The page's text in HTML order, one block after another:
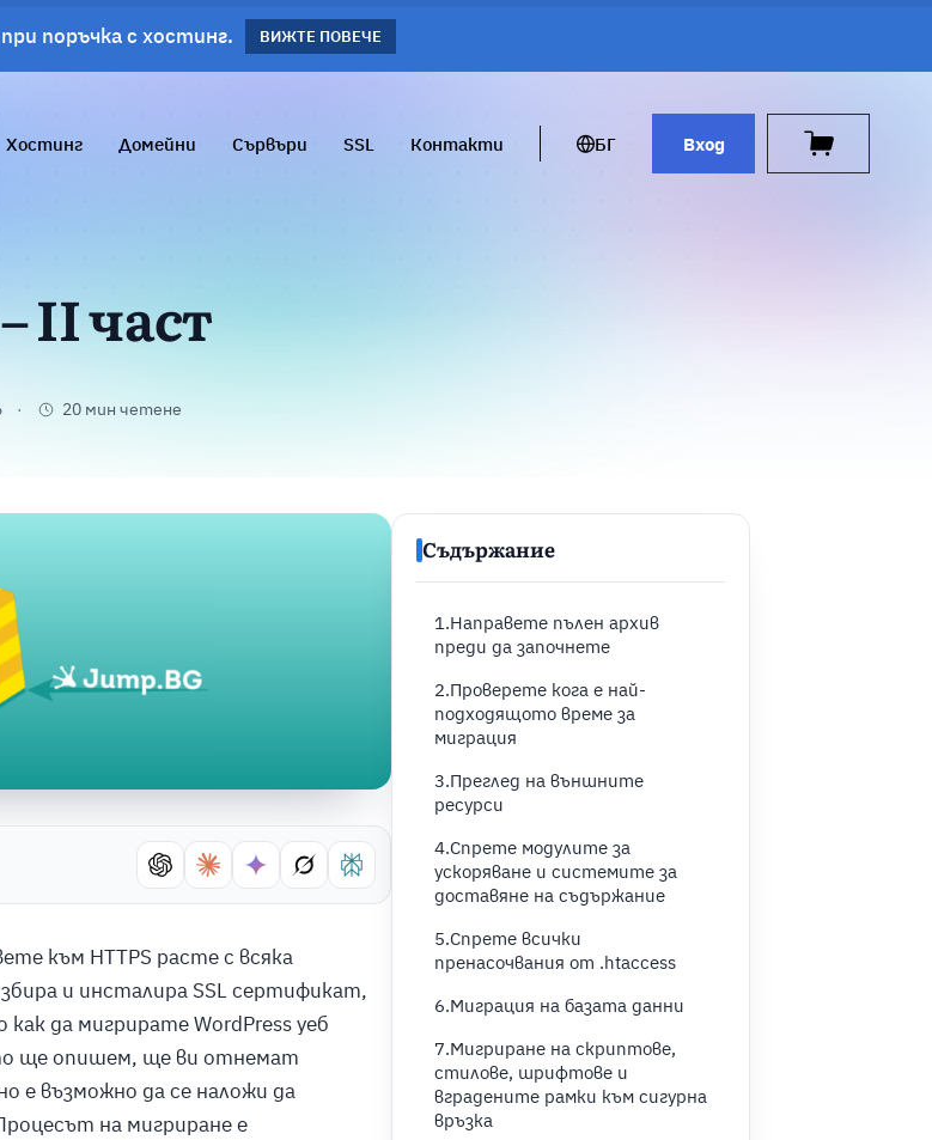
поръчка с хостинг. ВИЖТЕ ПОВЕЧЕ
ПОВЕЧЕ
Хостинг Домейни Сървъри SSL Контакти БГ Вход
II част
20 мин четене
Съдържание
1.Направете пълен архив
преди да започнете
2.Проверете кога е най-
подходящото време за
миграция
3.Преглед на външните
ресурси
4.Спрете модулите за
ускоряване и системите за
доставяне на съдържание
5.Спрете всички
пренасочвания от .htaccess
6.Миграция на базата данни
7.Мигриране на скриптове,
стилове, шрифтове и
вградените рамки към сигурна
връзка
към HTTPS расте с всяка
и инсталира SSL сертификат,
да мигрирате WordPress уеб
ще опишем, ще ви отнемат
е възможно да се наложи да
на мигриране е